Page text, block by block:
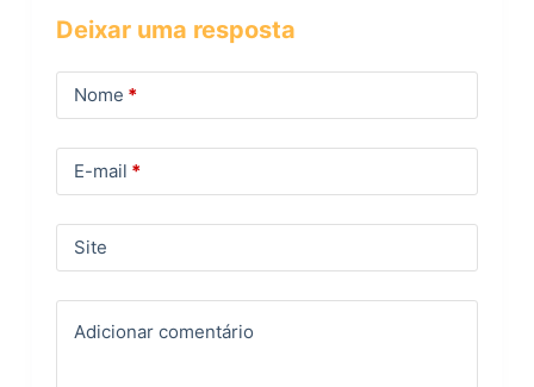
Deixar uma resposta
Nome *
E-mail *
Site
Adicionar comentário